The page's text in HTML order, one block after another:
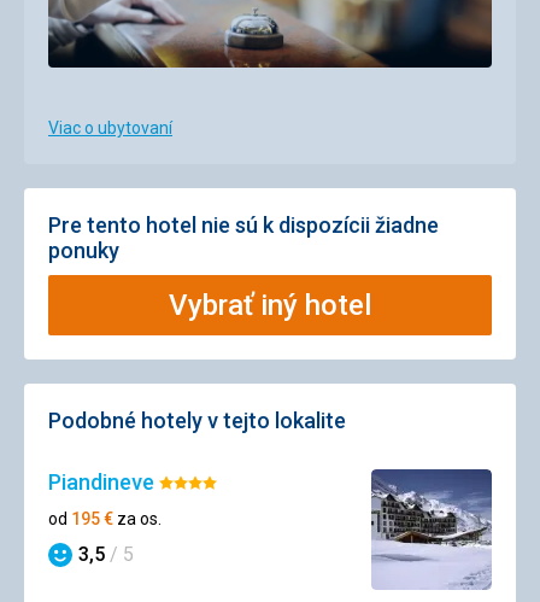
Viac o ubytovaní
Pre tento hotel nie sú k dispozícii žiadne
ponuky
Vybrať iný hotel
Podobné hotely v tejto lokalite
Piandineve Hodnotenie:
od 195€ za os.
Hodnotenie
3,5 / 5